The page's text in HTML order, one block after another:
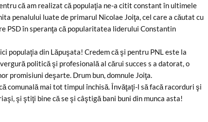
că am realizat că populaţia ne-a citit constant în ultimele
penalului luate de primarul Nicolae Joiţa, cel care a căutat cu
PSD în speranţa că popularitatea liderului Constantin
populaţia din Lăpuşata! Credem că şi pentru PNL este la
politică şi profesională al cărui succes s a datorat, o
promisiuni deşarte. Drum bun, domnule Joiţa.
comunală mai tot timpul închisă. Învăţaţi-l să facă racorduri şi
şi ştiţi bine că se şi câştigă bani buni din munca asta!